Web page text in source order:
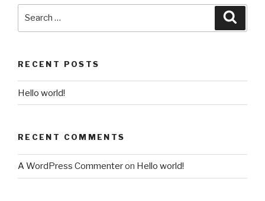
RECENT POSTS
Hello world!
RECENT COMMENTS
A WordPress Commenteron Hello world!